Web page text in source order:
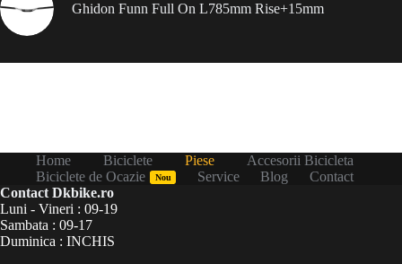
Ghidon Funn Full On L785mm Rise+15mm
Home Biciclete Piese
Accesorii Bicicleta
Biciclete de Ocazie
Nou Service Blog
Contact
Contact Dkbike.ro
Luni - Vineri : 09-19
Sambata : 09-17
Duminica : INCHIS